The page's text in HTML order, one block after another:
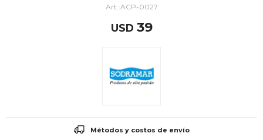
ACP-0027
USD 39
Métodos y costos de envío